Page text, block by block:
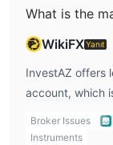
What is the
WikiFXYanıt
InvestAZ offers
account, which
the MINI
profits and
Broker Issues
Instruments